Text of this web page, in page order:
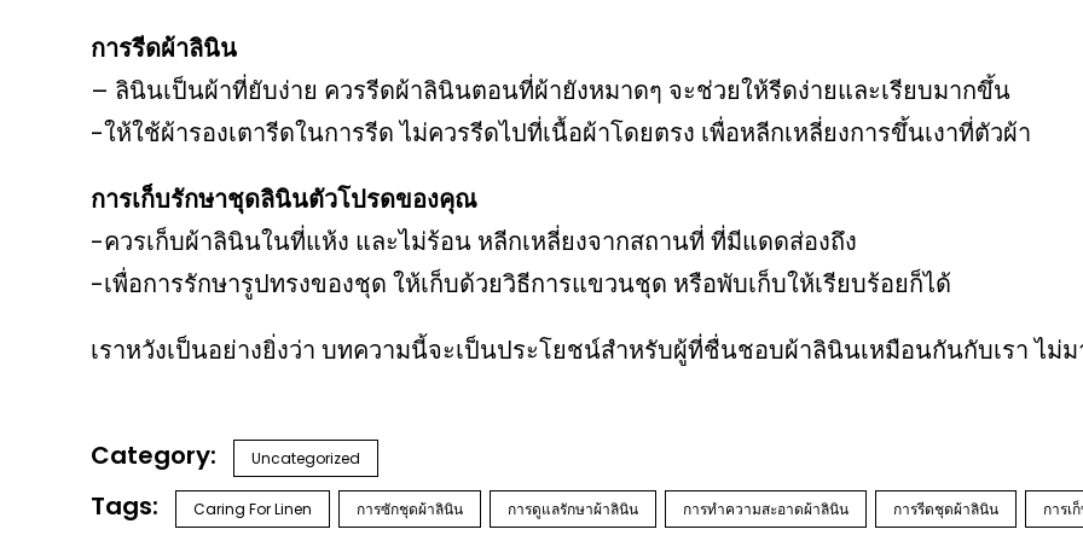
การรีดผ้าลินิน
– ลินินเป็นผ้าที่ยับง่าย ควรรีดผ้าลินินตอนที่ผ้ายังหมาดๆ จะช่วยให้รีดง่ายและเรียบมากขึ้น
-ให้ใช้ผ้ารองเตารีดในการรีด ไม่ควรรีดไปที่เนื้อผ้าโดยตรง เพื่อหลีกเหลี่ยงการขึ้นเงาที่ตัวผ้า
การเก็บรักษาชุดลินินตัวโปรดของคุณ
-ควรเก็บผ้าลินินในที่แห้ง และไม่ร้อน หลีกเหลี่ยงจากสถานที่ ที่มีแดดส่องถึง
-เพื่อการรักษารูปทรงของชุด ให้เก็บด้วยวิธีการแขวนชุด หรือพับเก็บให้เรียบร้อยก็ได้
เราหวังเป็นอย่างยิ่งว่า บทความนี้จะเป็นประโยชน์สำหรับผู้ที่ชื่นชอบผ้าลินินเหมือนกันกับเรา ไม่
Uncategorized
Caring For Linen การซักชุดผ้าลินิน การดูแลรักษาผ้าลินิน การทำความสะอาดผ้าลินิน การรีดชุดผ้าลินิน การเ